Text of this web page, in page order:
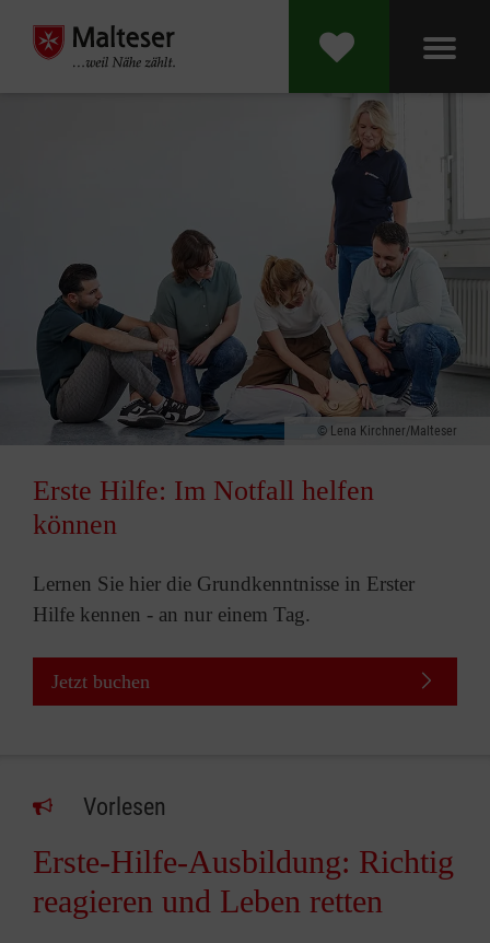
Lena Kirchner/Malteser
Erste Hilfe: Im Notfall helfen
können
Lernen Sie hier die Grundkenntnisse in Erster
Hilfe kennen - an nur einem Tag.
Jetzt buchen
Vorlesen
Erste-Hilfe-Ausbildung: Richtig
reagieren und Leben retten